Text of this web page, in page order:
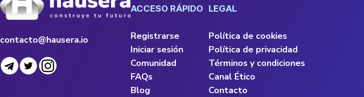
contacto@hausera.io
ACCESO RÁPIDO
Registrarse
Iniciar sesión
Comunidad
FAQs
Blog
LEGAL
Política de cookies
Política de privacidad
Términos y condiciones
Canal Ético
Contacto